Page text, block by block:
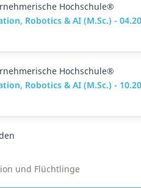
Hochschule®
Robotics & AI (M.Sc.) -
Hochschule®
Robotics & AI (M.Sc.) -
und Flüchtlinge